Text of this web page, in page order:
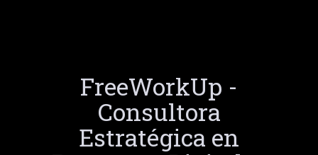
FreeWorkUp -
Consultora
Estratégica en